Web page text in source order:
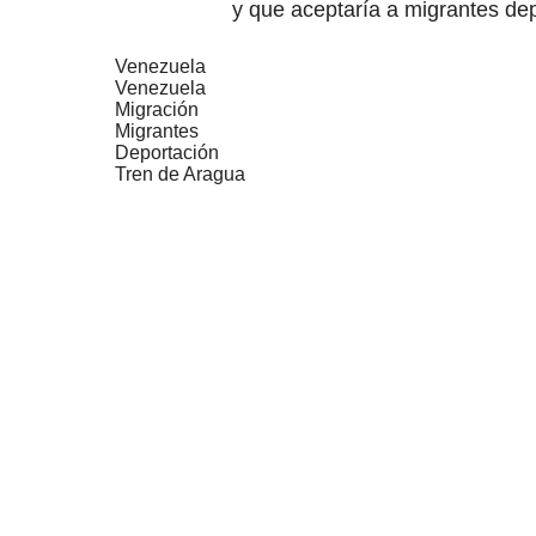
y que aceptaría a migrantes
Venezuela
Venezuela
Migración
Migrantes
Deportación
Tren de Aragua